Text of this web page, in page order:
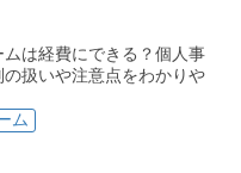
ディングス株式会社
ド
社
社DSi
ムは経費にできる？個人事
扱いや注意点をわかりや
ム